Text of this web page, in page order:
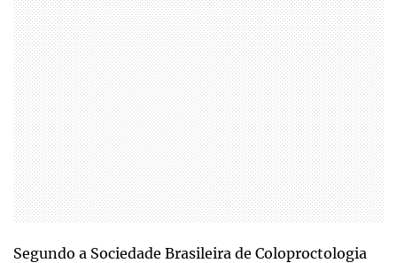
Segundo a Sociedade Brasileira de Coloproctologia